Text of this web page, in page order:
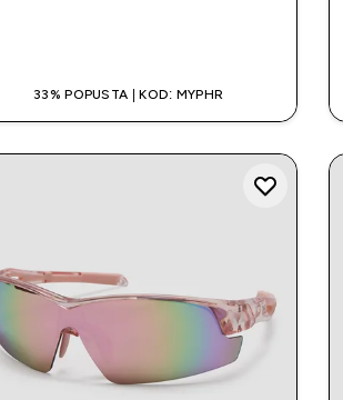
33% POPUSTA | KOD: MYPHR